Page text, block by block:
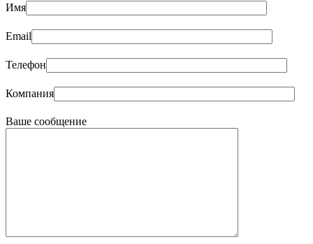
Имя
Email
Телефон
Компания
Ваше сообщение